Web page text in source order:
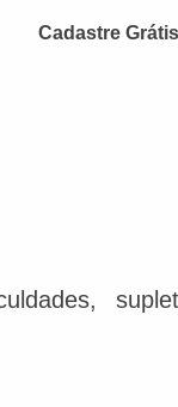
Cadastre Grátis